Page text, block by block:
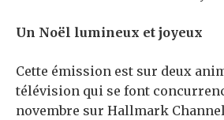
Un Noël lumineux et joyeux
Cette émission est sur deux
télévision qui se font
novembre sur Hallmark